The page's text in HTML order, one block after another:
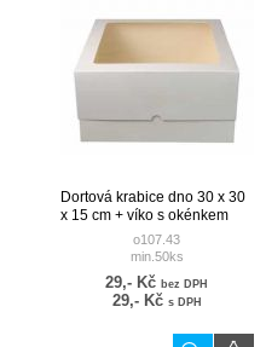
Dortová krabice dno 30 x 30
x 15 cm + víko s okénkem
30x30x10cmo107.43
min.50ks
29,- Kč bez DPH
29,- Kč s DPH